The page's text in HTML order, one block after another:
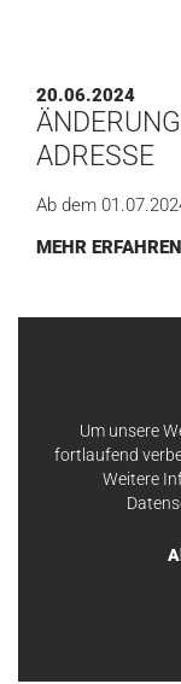
20.06.2024
ADRESSE
Ab dem
MEHR ERFAHREN
Um unsere
fortlaufend
Weitere